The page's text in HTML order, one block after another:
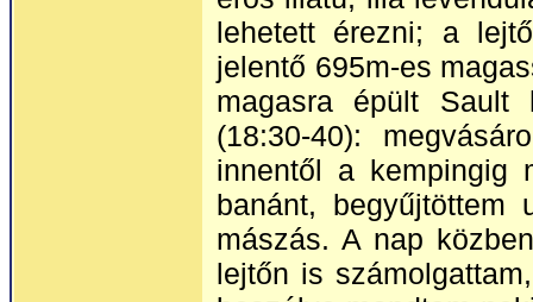
lehetett érezni; a
jelentő 695m-es
magasra épült Sault
(18:30-40):
innentől a kempingig
banánt, begyűjtöttem
mászás. A nap
lejtőn is